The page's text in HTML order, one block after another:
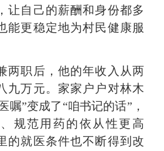
让自己的薪酬和身份都多
能更稳定地为村民健康服
职后，他的年收入从两
九万元。家家户户对林木
嘱”变成了“咱书记的话”，
规范用药的依从性更高
的就医条件也不断得到改